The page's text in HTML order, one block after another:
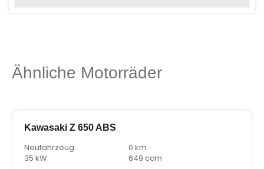
Ähnliche Motorräder
Kawasaki Z 650 ABS
Neufahrzeug
0 km
35 kW
649 ccm